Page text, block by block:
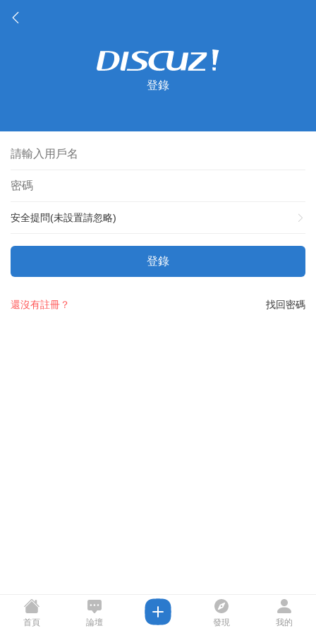
登錄
安全提問(未設置請忽略)
登錄
找回密碼
還沒有註冊？
首頁 論壇 發現 我的